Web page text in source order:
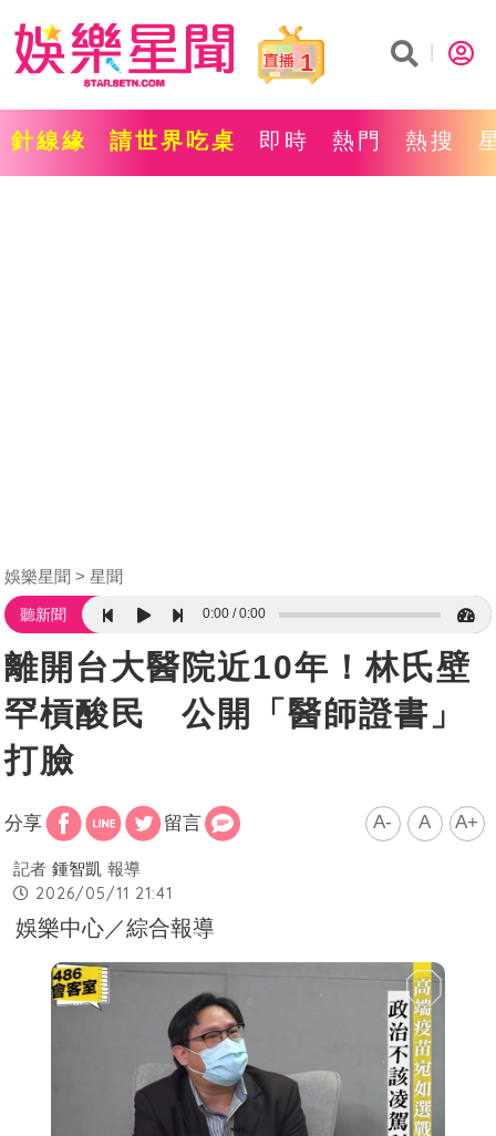
1
針線緣 請世界吃桌 即時 熱門 熱搜
娛樂星聞 星聞
聽新聞 0:00 0:00
離開台大醫院近10年！林氏壁
罕槓酸民 公開「醫師證書」
打臉
分享 留言 A- A A+
記者 鍾智凱 報導
2026/05/11 21:41
娛樂中心／綜合報導